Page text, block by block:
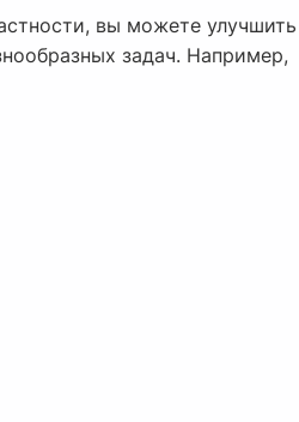
вы можете улучшить
задач. Например,